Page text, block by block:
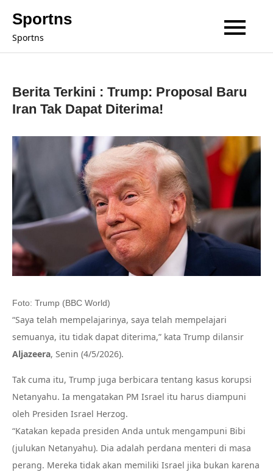
content
Sportns
Sportns
Berita Terkini : Trump: Proposal Baru
Iran Tak Dapat Diterima!
Foto: Trump (BBC World)
“Saya telah mempelajarinya, saya telah mempelajari
semuanya, itu tidak dapat diterima,” kata Trump dilansir
Aljazeera, Senin (4/5/2026).
Tak cuma itu, Trump juga berbicara tentang kasus korupsi
Netanyahu. Ia mengatakan PM Israel itu harus diampuni
oleh Presiden Israel Herzog.
“Katakan kepada presiden Anda untuk mengampuni Bibi
(julukan Netanyahu). Dia adalah perdana menteri di masa
perang. Mereka tidak akan memiliki Israel jika bukan karena